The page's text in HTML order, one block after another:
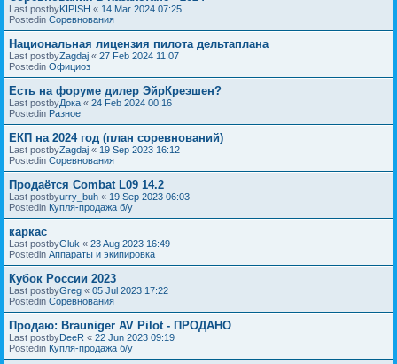
Last postbyKIPISH « 14 Mar 2024 07:25
Postedin Соревнования
Национальная лицензия пилота дельтаплана
Last postbyZagdaj « 27 Feb 2024 11:07
Postedin Официоз
Есть на форуме дилер ЭйрКреэшен?
Last postbyДока « 24 Feb 2024 00:16
Postedin Разное
ЕКП на 2024 год (план соревнований)
Last postbyZagdaj « 19 Sep 2023 16:12
Postedin Соревнования
Продаётся Combat L09 14.2
Last postbyurry_buh « 19 Sep 2023 06:03
Postedin Купля-продажа б/у
каркас
Last postbyGluk « 23 Aug 2023 16:49
Postedin Аппараты и экипировка
Кубок России 2023
Last postbyGreg « 05 Jul 2023 17:22
Postedin Соревнования
Продаю: Brauniger AV Pilot - ПРОДАНО
Last postbyDeeR « 22 Jun 2023 09:19
Postedin Купля-продажа б/у